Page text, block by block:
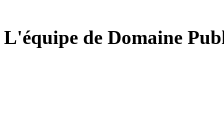
L'équipe de Domaine